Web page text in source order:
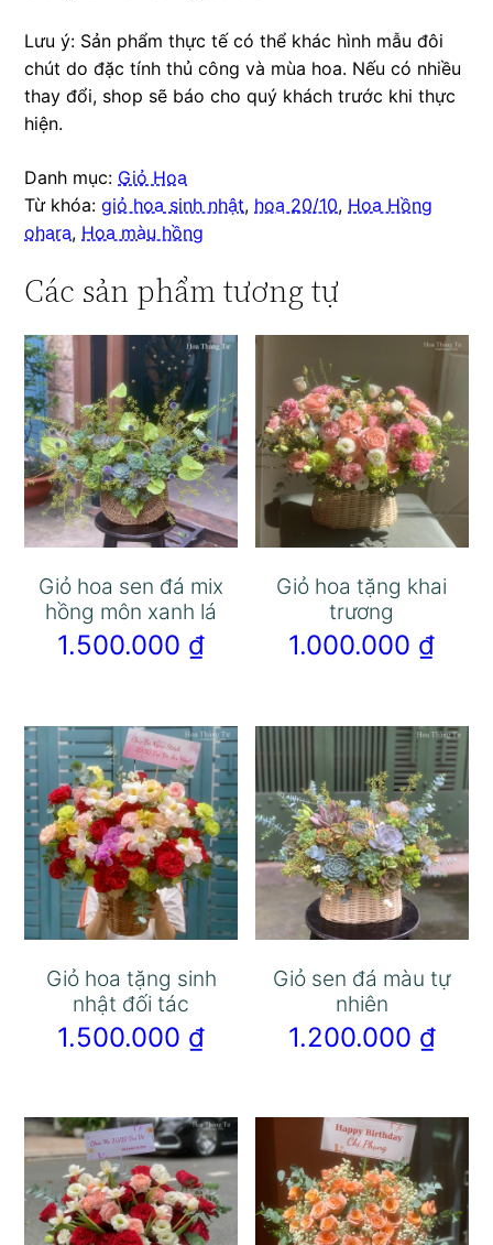
Lưu ý: Sản phẩm thực tế có thể khác hình mẫu đôi
chút do đặc tính thủ công và mùa hoa. Nếu có nhiều
thay đổi, shop sẽ báo cho quý khách trước khi thực
hiện.
Danh mục: Giỏ Hoa
Từ khóa:giỏ hoa sinh nhật, hoa 20/10, Hoa Hồng
ohara, Hoa màu hồng
Các sản phẩm tương tự
Giỏ hoa sen đá mix
hồng môn xanh lá
1.500.000 ₫
Giỏ hoa tặng khai
trương
1.000.000 ₫
Giỏ hoa tặng sinh
nhật đối tác
1.500.000 ₫
Giỏ sen đá màu tự
nhiên
1.200.000 ₫